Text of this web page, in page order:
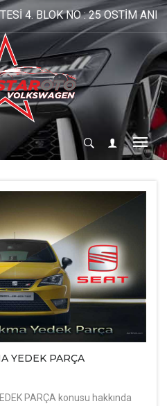
4. BLOK NO : 25 OSTİM
YEDEK PARÇA
PARÇA konusu hakkında